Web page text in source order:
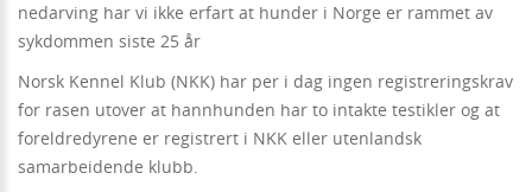
nedarving har vi ikke erfart at hunder i Norge er rammet av
sykdommen siste 25 år
Norsk Kennel Klub (NKK) har per i dag ingen registreringskrav
for rasen utover at hannhunden har to intakte testikler og at
foreldredyrene er registrert i NKK eller utenlandsk
samarbeidende klubb.